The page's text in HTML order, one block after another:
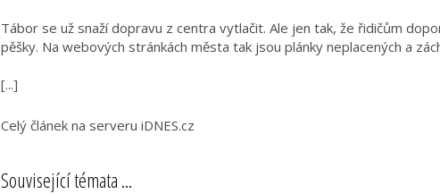
Tábor se už snaží dopravu z centra vytlačit. Ale jen tak, že řidičům
pěšky. Na webových stránkách města tak jsou plánky neplacených a
[...]
Celý článek na serveru iDNES.cz
Související témata ...